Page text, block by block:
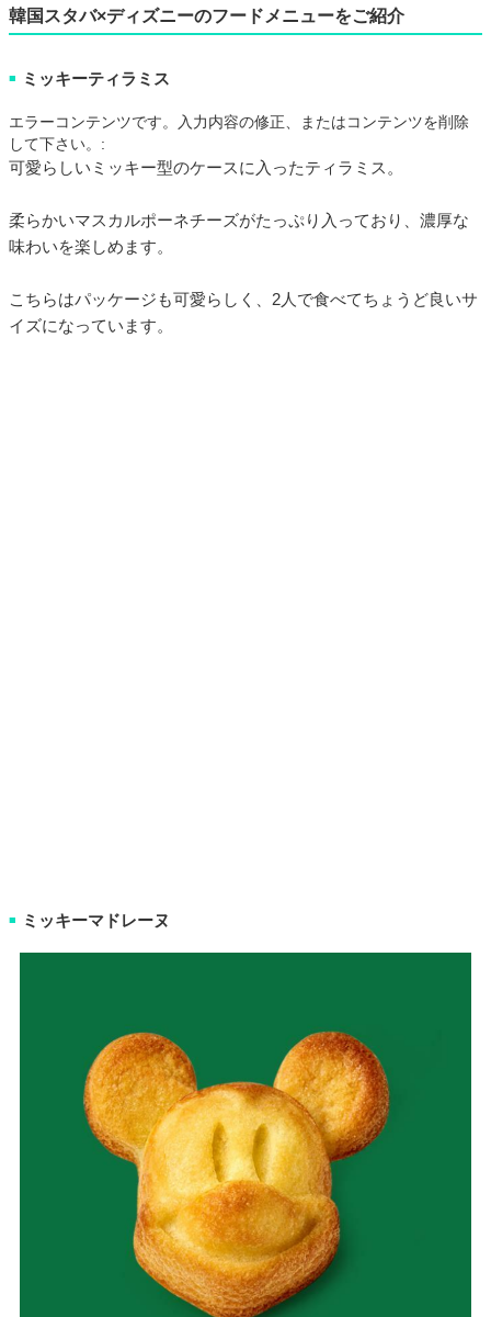
韓国スタバ×ディズニーのフードメニューをご紹介
■ ミッキーティラミス
エラーコンテンツです。入力内容の修正、またはコンテンツを削除
して下さい。:
可愛らしいミッキー型のケースに入ったティラミス。
柔らかいマスカルポーネチーズがたっぷり入っており、濃厚な
味わいを楽しめます。
こちらはパッケージも可愛らしく、2人で食べてちょうど良いサ
イズになっています。
■ ミッキーマドレーヌ